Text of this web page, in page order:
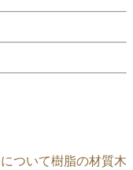
ついて樹脂の材質木